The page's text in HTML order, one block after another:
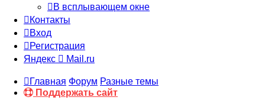
В всплывающем окне
Контакты
Вход
Регистрация
Яндекс
Mail.ru
Главная Форум Разные темы
Поддержать сайт